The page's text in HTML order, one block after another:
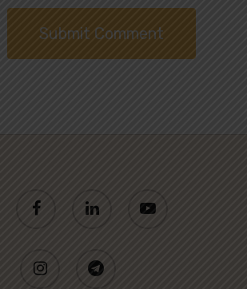
facebook linkedin
instagram telegram